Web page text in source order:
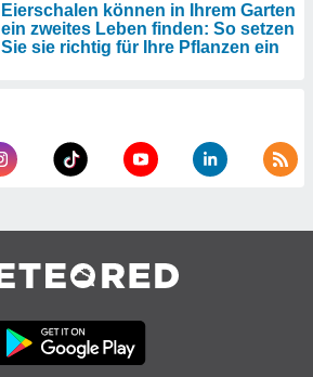
Eierschalen können in Ihrem Garten
ein zweites Leben finden: So setzen
Sie sie richtig für Ihre Pflanzen ein